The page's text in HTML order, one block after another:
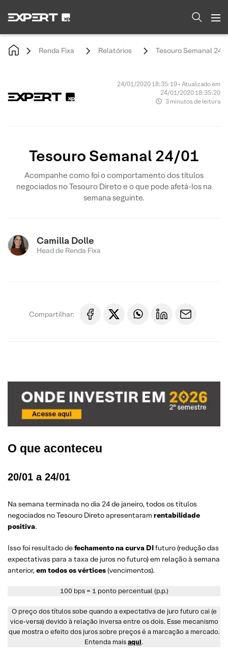
Renda Fixa Relatórios Tesouro Semanal 24/
24/01/2020 18:35:19 • Atualizado em
24/01/2020 18:35:20
3 minutos de leitura
Tesouro Semanal 24/01
Acompanhe como foi o comportamento dos títulos
negociados no Tesouro Direto e o que pode afetá-los na
semana seguinte.
Camilla Dolle
Head de Renda Fixa
Compartilhar:
O que aconteceu
20/01 a 24/01
Na semana terminada no dia 24 de janeiro, todos os títulos
negociados no Tesouro Direto apresentaram rentabilidade
positiva.
Isso foi resultado defechamento na curva DIfuturo (redução das
expectativas para a taxa de juros no futuro) em relação à semana
anterior, em todos os vértices(vencimentos).
100 bps = 1 ponto percentual (p.p.)
O preço dos títulos sobe quando a expectativa de juro futuro cai (e
vice-versa) devido à relação inversa entre os dois. Esse mecanismo
que mostra o efeito dos juros sobre preços é a marcação a mercado.
Entenda maisaqui.